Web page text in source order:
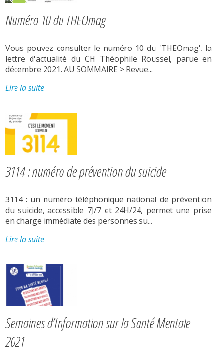
Numéro 10 du THEOmag
Vous pouvez consulter le numéro 10 du 'THEOmag', la
lettre d'actualité du CH Théophile Roussel, parue en
décembre 2021. AU SOMMAIRE > Revue...
Lire la suite
3114 : numéro de prévention du suicide
3114 : un numéro téléphonique national de prévention
du suicide, accessible 7J/7 et 24H/24, permet une prise
en charge immédiate des personnes su...
Lire la suite
Semaines d’Information sur la Santé Mentale
2021